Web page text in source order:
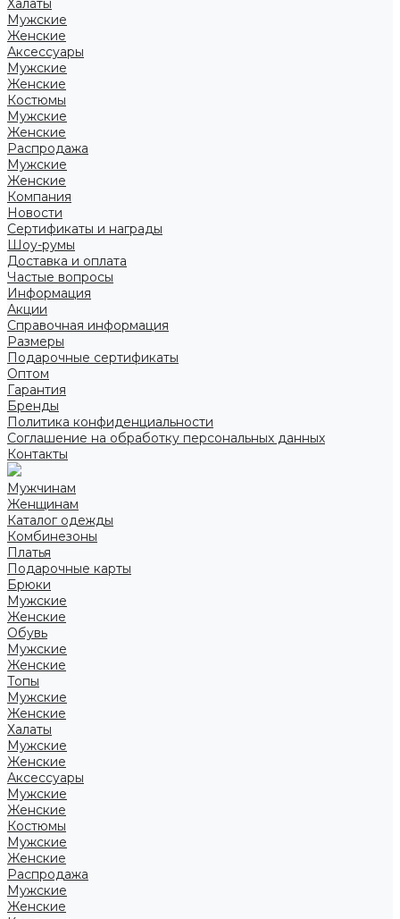
Халаты
Мужские
Женские
Аксессуары
Мужские
Женские
Костюмы
Мужские
Женские
Распродажа
Мужские
Женские
Компания
Новости
Сертификаты и награды
Шоу-румы
Доставка и оплата
Частые вопросы
Информация
Акции
Справочная информация
Размеры
Подарочные сертификаты
Оптом
Гарантия
Бренды
Политика конфиденциальности
Соглашение на обработку персональных данных
Контакты
Мужчинам
Женщинам
Каталог одежды
Комбинезоны
Платья
Подарочные карты
Брюки
Мужские
Женские
Обувь
Мужские
Женские
Топы
Мужские
Женские
Халаты
Мужские
Женские
Аксессуары
Мужские
Женские
Костюмы
Мужские
Женские
Распродажа
Мужские
Женские